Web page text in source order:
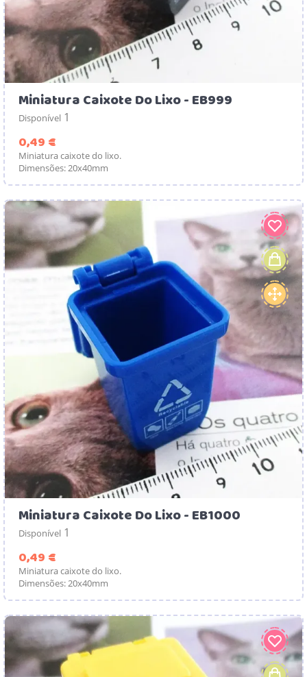
Miniatura Caixote Do Lixo - EB999
Disponível 1
0,49 €
Miniatura caixote do lixo.
Dimensões: 20x40mm
Miniatura Caixote Do Lixo - EB1000
Disponível 1
0,49 €
Miniatura caixote do lixo.
Dimensões: 20x40mm